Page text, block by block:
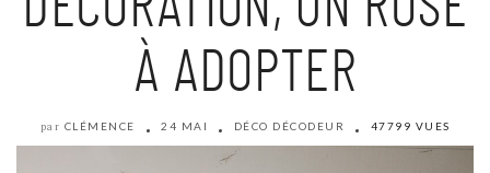
À ADOPTER
par CLÉMENCE 24 MAI DÉCO DÉCODEUR 47799 VUES